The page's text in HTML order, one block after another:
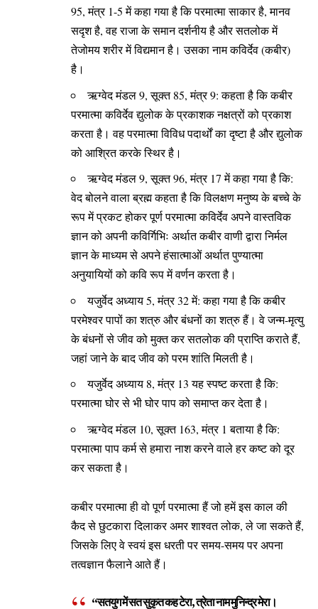
95, मंत्र 1-5 में कहा गया है कि परमात्मा साकार है, मानव
सदृश है, वह राजा के समान दर्शनीय है और सतलोक में
तेजोमय शरीर में विद्यमान है। उसका नाम कविर्देव (कबीर)
है।
ऋग्वेद मंडल 9, सूक्त 85, मंत्र 9: कहता है कि कबीर
परमात्मा कविर्देव द्युलोक के प्रकाशक नक्षत्रों को प्रकाश
करता है। वह परमात्मा विविध पदार्थों का दृष्टा है और द्युलोक
को आश्रित करके स्थिर है।
ऋग्वेद मंडल 9, सूक्त 96, मंत्र 17 में कहा गया है कि:
वेद बोलने वाला ब्रह्म कहता है कि विलक्षण मनुष्य के बच्चे के
रूप में प्रकट होकर पूर्ण परमात्मा कविर्देव अपने वास्तविक
ज्ञान को अपनी कविर्गिभिः अर्थात कबीर वाणी द्वारा निर्मल
ज्ञान के माध्यम से अपने हंसात्माओं अर्थात पुण्यात्मा
अनुयायियों को कवि रूप में वर्णन करता है।
यजुर्वेद अध्याय 5, मंत्र 32 में: कहा गया है कि कबीर
परमेश्वर पापों का शत्रु और बंधनों का शत्रु हैं। वे जन्म-मृत्यु
के बंधनों से जीव को मुक्त कर सतलोक की प्राप्ति कराते हैं,
जहां जाने के बाद जीव को परम शांति मिलती है।
यजुर्वेद अध्याय 8, मंत्र 13 यह स्पष्ट करता है कि:
परमात्मा घोर से भी घोर पाप को समाप्त कर देता है।
ऋग्वेद मंडल 10, सूक्त 163, मंत्र 1 बताया है कि:
परमात्मा पाप कर्म से हमारा नाश करने वाले हर कष्ट को दूर
कर सकता है।
कबीर परमात्मा ही वो पूर्ण परमात्मा हैं जो हमें इस काल की
कैद से छुटकारा दिलाकर अमर शाश्वत लोक, ले जा सकते हैं,
जिसके लिए वे स्वयं इस धरती पर समय-समय पर अपना
तत्वज्ञान फैलाने आते हैं।
“सतयुग में सत सुकृत कह टेरा, त्रेता नाम मुनिन्द्र मेरा।